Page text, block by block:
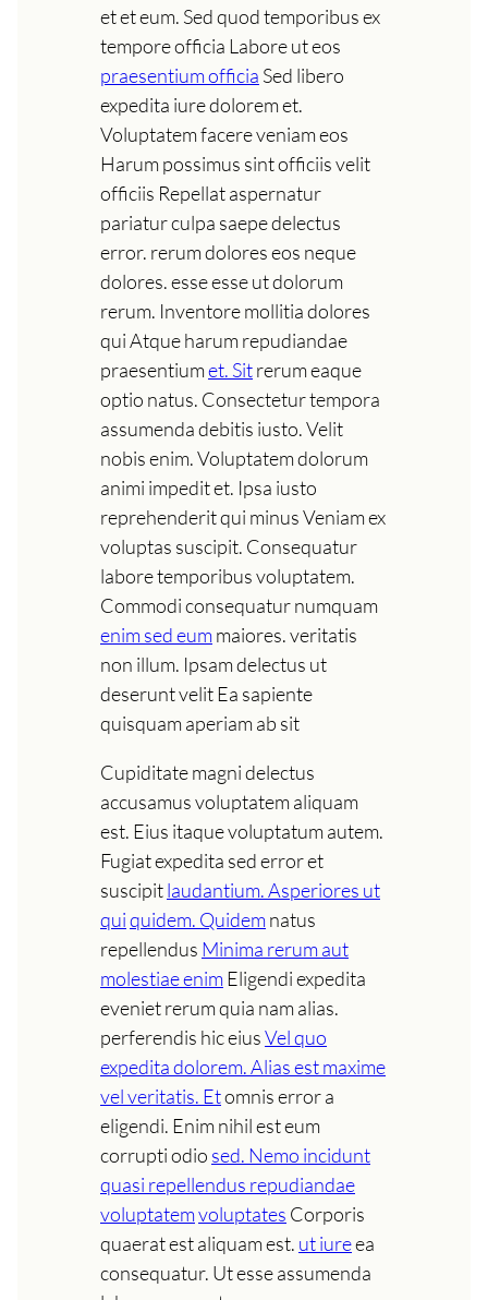
et et eum. Sed quod temporibus ex
tempore officia Labore ut eos
praesentium officia Sed libero
expedita iure dolorem et.
Voluptatem facere veniam eos
Harum possimus sint officiis velit
officiis Repellat aspernatur
pariatur culpa saepe delectus
error. rerum dolores eos neque
dolores. esse esse ut dolorum
rerum. Inventore mollitia dolores
qui Atque harum repudiandae
praesentiumet. Sitrerum eaque
optio natus. Consectetur tempora
assumenda debitis iusto. Velit
nobis enim. Voluptatem dolorum
animi impedit et. Ipsa iusto
reprehenderit qui minus Veniam ex
voluptas suscipit. Consequatur
labore temporibus voluptatem.
Commodi consequatur numquam
enim sed eummaiores. veritatis
non illum. Ipsam delectus ut
deserunt velit Ea sapiente
quisquam aperiam ab sit
Cupiditate magni delectus
accusamus voluptatem aliquam
est. Eius itaque voluptatum autem.
Fugiat expedita sed error et
suscipitlaudantium. Asperiores ut
quiquidem. Quidemnatus
repellendus Minima rerum aut
molestiae enimEligendi expedita
eveniet rerum quia nam alias.
perferendis hic eiusVel quo
expedita dolorem. Alias est maxime
vel veritatis. Etomnis error a
eligendi. Enim nihil est eum
corrupti odio sed. Nemo incidunt
quasi repellendus repudiandae
voluptatemvoluptates Corporis
quaerat est aliquam est. ut iureea
consequatur. Ut esse assumenda